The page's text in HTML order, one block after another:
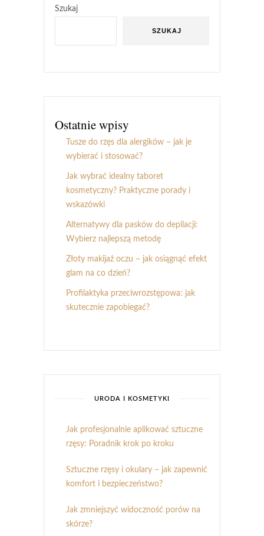
Szukaj
SZUKAJ
Ostatnie wpisy
Tusze do rzęs dla alergików – jak je
wybierać i stosować?
Jak wybrać idealny taboret
kosmetyczny? Praktyczne porady i
wskazówki
Alternatywy dla pasków do depilacji:
Wybierz najlepszą metodę
Złoty makijaż oczu – jak osiągnąć efekt
glam na co dzień?
Profilaktyka przeciwrozstępowa: jak
skutecznie zapobiegać?
URODA I KOSMETYKI
Jak profesjonalnie aplikować sztuczne
rzęsy: Poradnik krok po kroku
Sztuczne rzęsy i okulary – jak zapewnić
komfort i bezpieczeństwo?
Jak zmniejszyć widoczność porów na
skórze?